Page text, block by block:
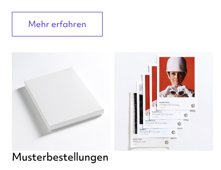
Mehr erfahren
Musterbestellungen